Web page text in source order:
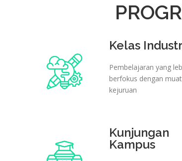
Kelas
Pembelajaran yang
berfokus dengan
kejuruan
Kunjungan
Kampus